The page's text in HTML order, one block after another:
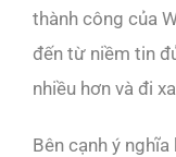
thành công của
đến từ niềm tin
nhiều hơn và đi
Bên cạnh ý